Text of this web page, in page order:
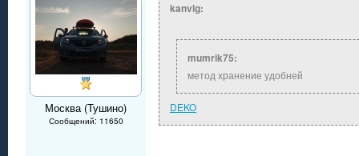
Москва (Тушино)
Сообщений: 11650
kanvlg:
mumrik75:
метод хранение удобней
DEKO